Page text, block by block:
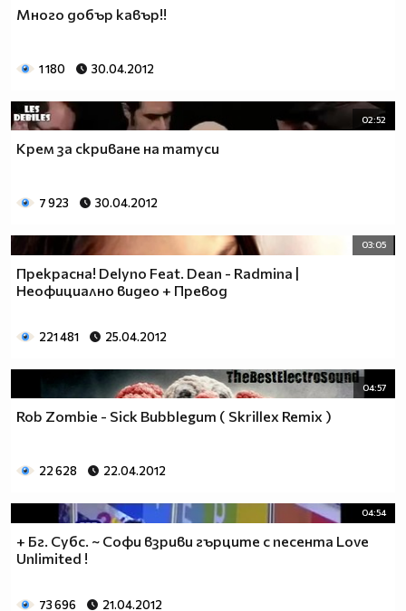
Много добър кавър!!
1 180 30.04.2012
02:52
Крем за скриване на татуси
7 923 30.04.2012
03:05
Прекрасна! Delyno Feat. Dean - Radmina |
Неофициално видео + Превод
221 481 25.04.2012
04:57
Rob Zombie - Sick Bubblegum ( Skrillex Remix )
22 628 22.04.2012
04:54
+ Бг. Субс. ~ Софи взриви гърците с песента Love
Unlimited !
73 696 21.04.2012